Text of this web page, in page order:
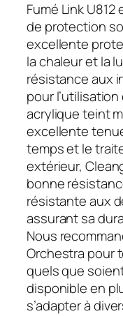
Fumé Link
de protection
excellente
la chaleur et la
résistance aux
pour
acrylique teint
excellente
temps et le
extérieur,
bonne
résistante aux
assurant sa
Nous
Orchestra pour
quels que
disponible en
s’adapter à